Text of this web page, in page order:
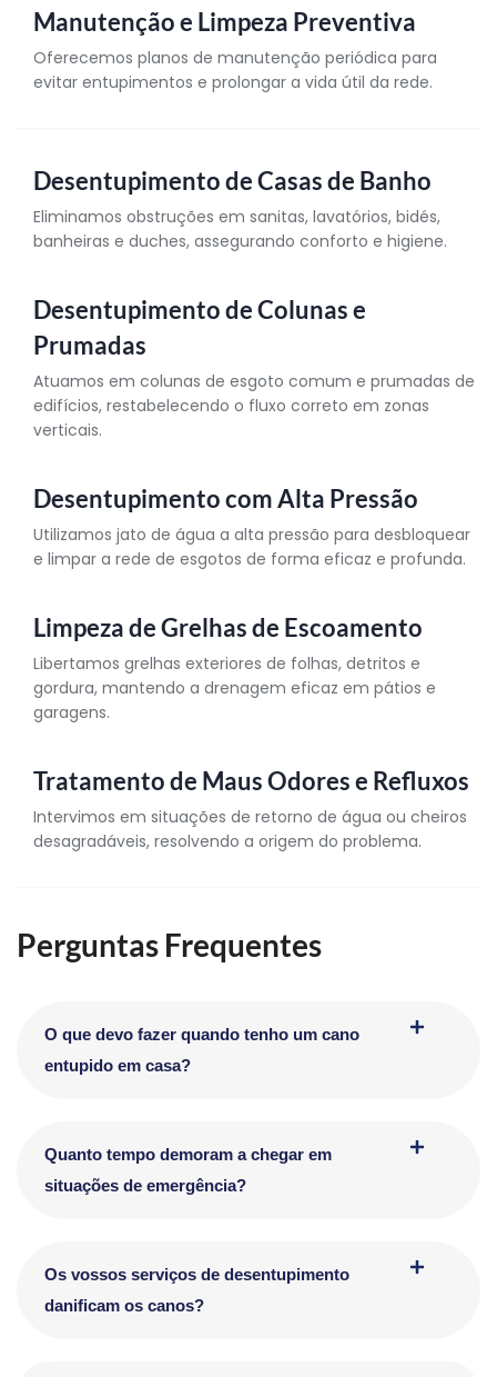
Manutenção e Limpeza Preventiva
Oferecemos planos de manutenção periódica para
evitar entupimentos e prolongar a vida útil da rede.
Desentupimento de Casas de Banho
Eliminamos obstruções em sanitas, lavatórios, bidés,
banheiras e duches, assegurando conforto e higiene.
Desentupimento de Colunas e
Prumadas
Atuamos em colunas de esgoto comum e prumadas de
edifícios, restabelecendo o fluxo correto em zonas
verticais.
Desentupimento com Alta Pressão
Utilizamos jato de água a alta pressão para desbloquear
e limpar a rede de esgotos de forma eficaz e profunda.
Limpeza de Grelhas de Escoamento
Libertamos grelhas exteriores de folhas, detritos e
gordura, mantendo a drenagem eficaz em pátios e
garagens.
Tratamento de Maus Odores e Refluxos
Intervimos em situações de retorno de água ou cheiros
desagradáveis, resolvendo a origem do problema.
Perguntas Frequentes
O que devo fazer quando tenho um cano
entupido em casa?
Quanto tempo demoram a chegar em
situações de emergência?
Os vossos serviços de desentupimento
danificam os canos?